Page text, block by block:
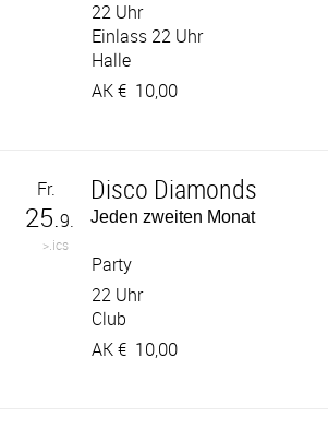
22 Uhr
Einlass 22 Uhr
Halle
AK € 10,00
Fr.
25.9.
>.ics
Disco Diamonds
Jeden zweiten Monat
Party
22 Uhr
Club
AK € 10,00